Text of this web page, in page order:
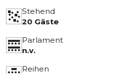
Stehend
20 Gäste
Parlament
n.v.
Reihen